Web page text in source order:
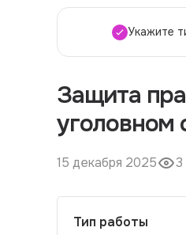
Укажите
Защита
уголовном
15 декабря 2025 3
Тип работы